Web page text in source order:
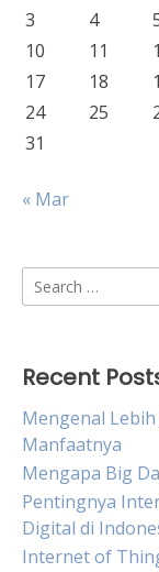
3
4
10
11
17
18
24
25
31
« Mar
Search
for:
Recent
Mengenal
Manfaatnya
Mengapa Big
Pentingnya
Digital di
Internet of